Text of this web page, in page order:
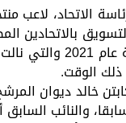
الاتحاد، لاعب
بالاتحادين
لكرة اليد التي
الوقت.
خالد ديوان
والنائب السابق